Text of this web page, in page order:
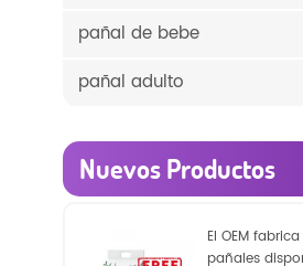
pañal de bebe
pañal adulto
Nuevos Productos
El OEM
pañales